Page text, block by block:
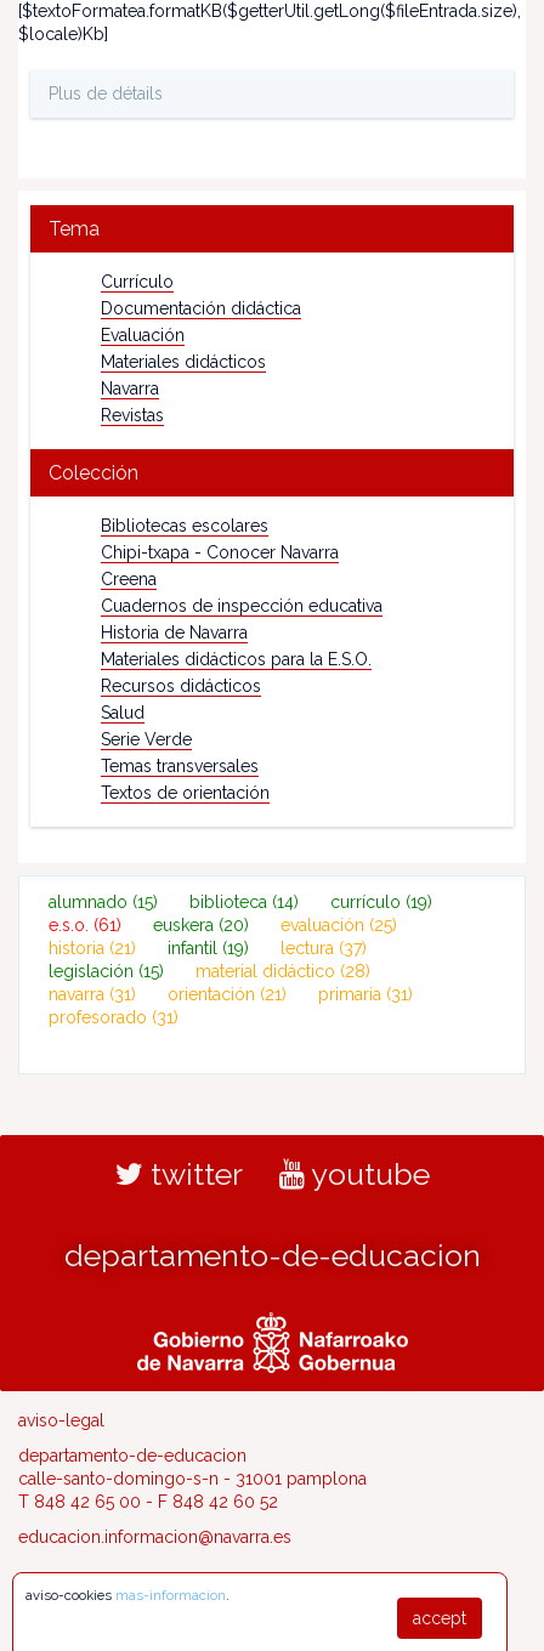
[$textoFormatea.formatKB($getterUtil.getLong($fileEntrada.size),
$locale)Kb]
Plus de détails
Tema
Currículo
Documentación didáctica
Evaluación
Materiales didácticos
Navarra
Revistas
Colección
Bibliotecas escolares
Chipi-txapa - Conocer Navarra
Creena
Cuadernos de inspección educativa
Historia de Navarra
Materiales didácticos para la E.S.O.
Recursos didácticos
Salud
Serie Verde
Temas transversales
Textos de orientación
alumnado (15) biblioteca (14) currículo (19)
e.s.o. (61) euskera (20) evaluación (25)
historia (21) infantil (19) lectura (37)
legislación (15) material didáctico (28)
navarra (31) orientación (21) primaria (31)
profesorado (31)
twitter youtube
departamento-de-educacion
aviso-legal
departamento-de-educacion
calle-santo-domingo-s-n - 31001 pamplona
T 848 42 65 00 - F 848 42 60 52
educacion.informacion@navarra.es
accept
aviso-cookies mas-informacion.